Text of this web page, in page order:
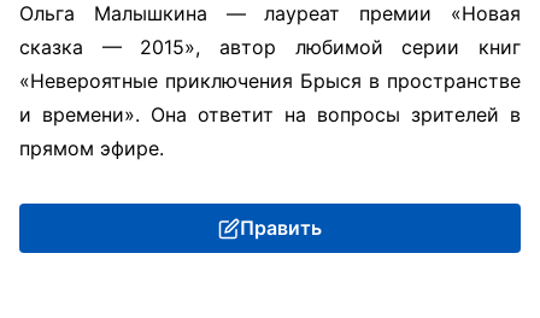
Ольга Малышкина — лауреат премии «Новая
сказка — 2015», автор любимой серии книг
«Невероятные приключения Брыся в пространстве
и времени». Она ответит на вопросы зрителей в
прямом эфире.
Править